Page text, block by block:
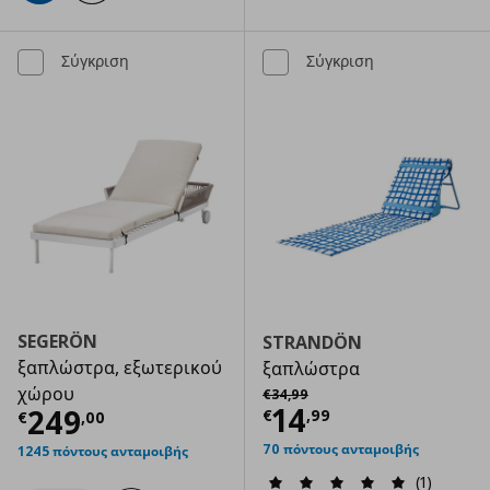
Σύγκριση
SEGERÖN
ξαπλώστρα, εξωτερικού
χώρου
€249,00
Τρέχουσα τιμή € 249,00
1245 πόντους ανταμοιβής
Σύγκριση
STRANDÖN
ξαπλώστρα
€34,99
Αρχική τιμή
€14,99
Τρέχουσα
70 πόντους ανταμοιβής
(1)